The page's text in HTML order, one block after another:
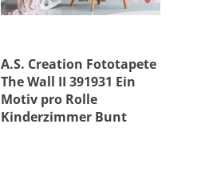
A.S. Creation Fototapete
The Wall II 391931 Ein
Motiv pro Rolle
Kinderzimmer Bunt